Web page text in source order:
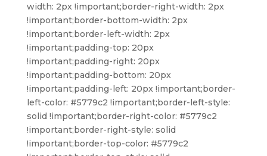
width: 2px !important;border-right-width: 2px
!important;border-bottom-width: 2px
!important;border-left-width: 2px
!important;padding-top: 20px
!important;padding-right: 20px
!important;padding-bottom: 20px
!important;padding-left: 20px !important;border-
left-color: #5779c2 !important;border-left-style:
solid !important;border-right-color: #5779c2
!important;border-right-style: solid
!important;border-top-color: #5779c2